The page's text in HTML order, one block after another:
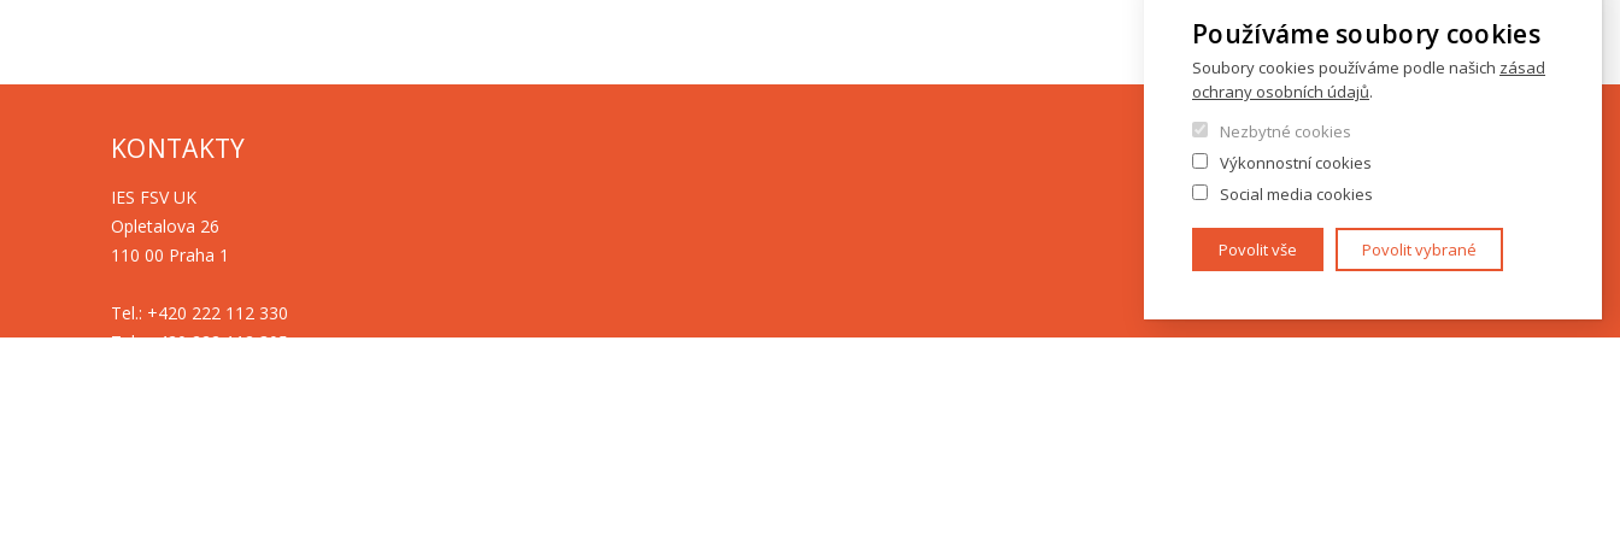
KONTAKTY
IES FSV UK
Opletalova 26
110 00 Praha 1
Tel.: +420 222 112 330
Tel.: +420 222 112 305
Používáme soubory cookies
Soubory cookies používáme podle našich zásad
ochrany osobních údajů.
Nezbytné cookies
Výkonnostní cookies
Social media cookies
Povolit vše Povolit vybrané